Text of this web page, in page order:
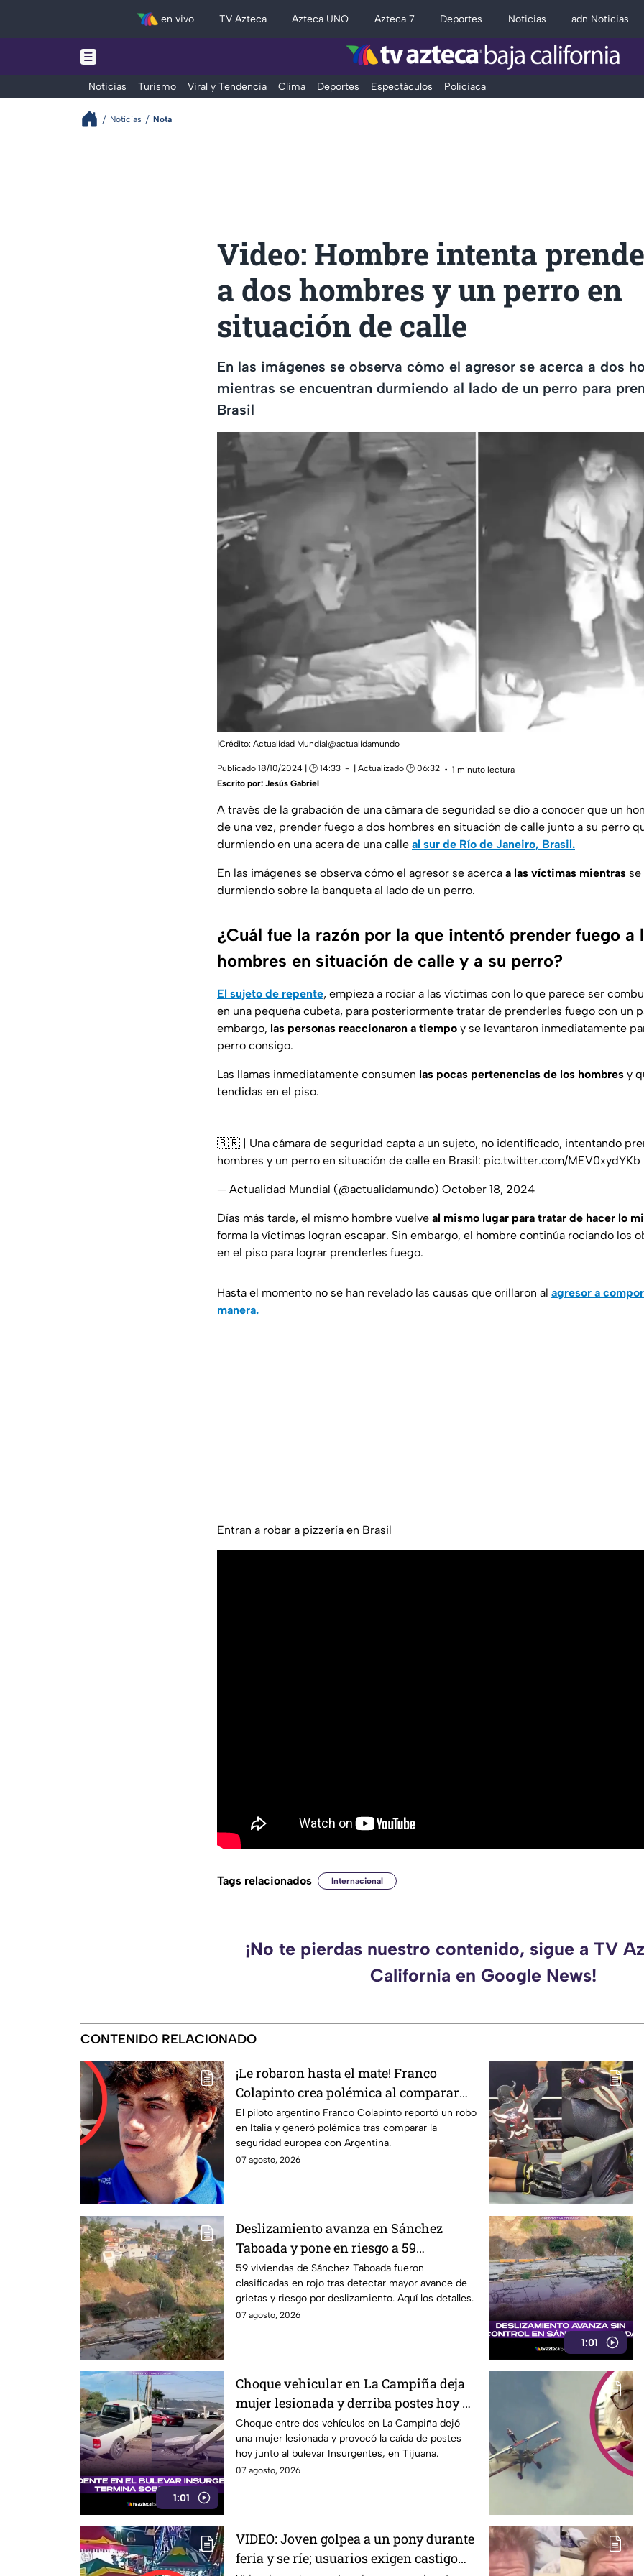
en vivo TV Azteca Azteca UNO Azteca 7 Deportes Noticias adn Noticias
Noticias Turismo Viral y Tendencia Clima Deportes Espectáculos Policiaca
Noticias Nota
Video: Hombre intenta
a dos hombres y un perro en
situación de calle
En las imágenes se observa cómo el agresor se acerca a dos
mientras se encuentran durmiendo al lado de un perro para
Brasil
|Crédito: Actualidad Mundial@actualidamundo
Publicado 18/10/2024 | 🕑 14:33 | Actualizado 🕑 06:32
1 minuto lectura
Escrito por: Jesús Gabriel
A través de la grabación de una cámara de seguridad se dio a conocer que un
de una vez, prender fuego a dos hombres en situación de calle junto a su perro
durmiendo en una acera de una calle al sur de Río de Janeiro, Brasil.
En las imágenes se observa cómo el agresor se acerca a las víctimas mientras
durmiendo sobre la banqueta al lado de un perro.
¿Cuál fue la razón por la que intentó prender fuego a
hombres en situación de calle y a su perro?
El sujeto de repente, empieza a rociar a las víctimas con lo que parece ser
en una pequeña cubeta, para posteriormente tratar de prenderles fuego con un
embargo, las personas reaccionaron a tiempo y se levantaron inmediatamente
perro consigo.
Las llamas inmediatamente consumen las pocas pertenencias de los hombres y
tendidas en el piso.
🇧🇷 | Una cámara de seguridad capta a un sujeto, no identificado, intentando
hombres y un perro en situación de calle en Brasil: pic.twitter.com/MEV0xydYKb
— Actualidad Mundial (@actualidamundo) October 18, 2024
Días más tarde, el mismo hombre vuelve al mismo lugar para tratar de hacer lo
forma la víctimas logran escapar. Sin embargo, el hombre continúa rociando los
en el piso para lograr prenderles fuego.
Hasta el momento no se han revelado las causas que orillaron al agresor a
manera.
Entran a robar a pizzería en Brasil
Tags relacionados Internacional
¡No te pierdas nuestro contenido, sigue a TV
California en Google News!
CONTENIDO RELACIONADO
¡Le robaron hasta el mate! Franco
Colapinto crea polémica al comparar
seguridad de Italia y Argentina
El piloto argentino Franco Colapinto reportó un robo
en Italia y generó polémica tras comparar la
seguridad europea con Argentina.
07 agosto, 2026
Deslizamiento avanza en Sánchez
Taboada y pone en riesgo a 59
viviendas; familias se niegan a
abandonar sus hogares ⚠️
59 viviendas de Sánchez Taboada fueron
clasificadas en rojo tras detectar mayor avance de
grietas y riesgo por deslizamiento. Aquí los detalles.
07 agosto, 2026
1:01
1:01
Choque vehicular en La Campiña deja
mujer lesionada y derriba postes hoy 7
de agosto
Choque entre dos vehículos en La Campiña dejó
una mujer lesionada y provocó la caída de postes
hoy junto al bulevar Insurgentes, en Tijuana.
07 agosto, 2026
VIDEO: Joven golpea a un pony durante
feria y se ríe; usuarios exigen castigo